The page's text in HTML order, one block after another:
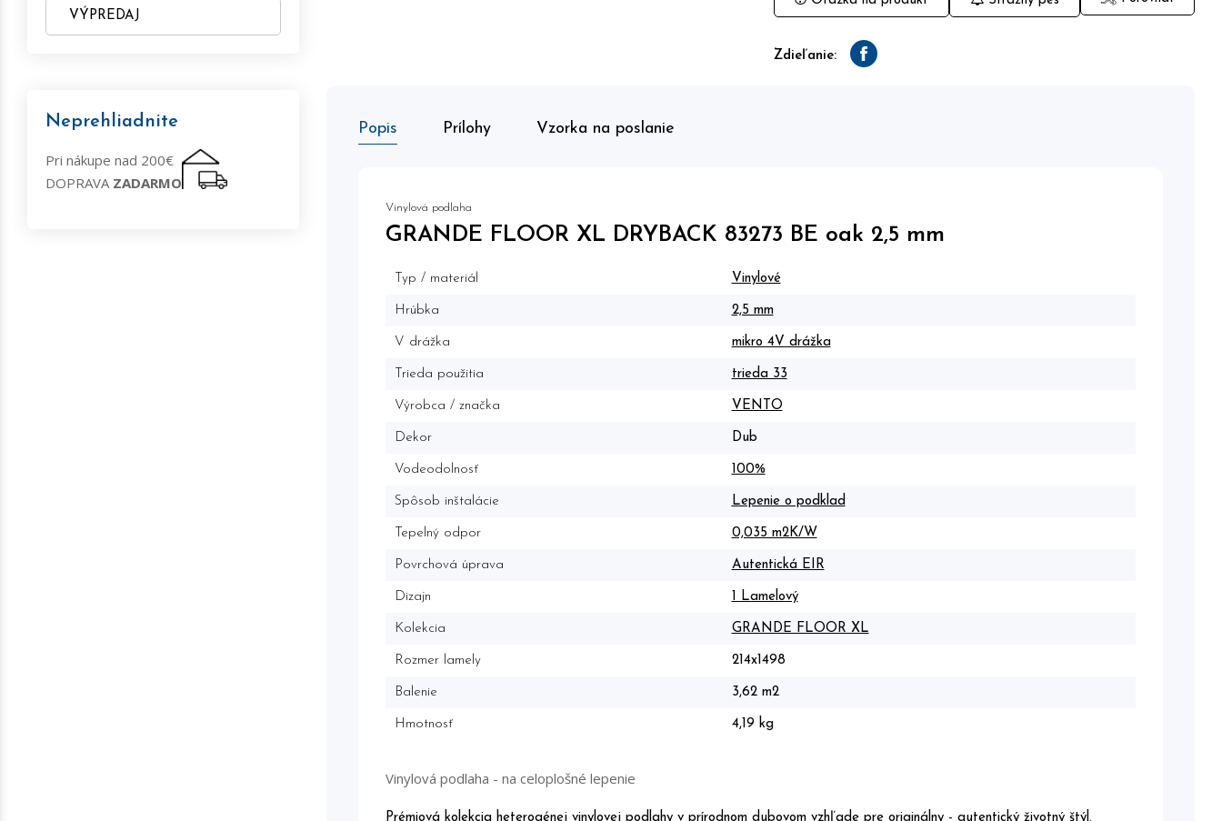
VÝPREDAJ
Neprehliadnite
Pri nákupe nad 200€
DOPRAVA ZADARMO
Zdieľanie: Facebook
Popis Prílohy Vzorka na poslanie
Vinylová podlaha
GRANDE FLOOR XL DRYBACK 83273 BE oak 2,5 mm
Typ / materiál Vinylové
Hrúbka 2,5 mm
V drážka mikro 4V drážka
Trieda použitia trieda 33
Výrobca / značka VENTO
Dekor Dub
Vodeodolnosť 100%
Spôsob inštalácie Lepenie o podklad
Tepelný odpor 0,035 m2K/W
Povrchová úprava Autentická EIR
Dizajn 1 Lamelový
Kolekcia GRANDE FLOOR XL
Rozmer lamely 214x1498
Balenie 3,62 m2
Hmotnosť 4,19 kg
Vinylová podlaha - na celoplošné lepenie
Prémiová kolekcia heterogénej vinylovej podlahy v prírodnom dubovom vzhľade pre originálny - autentický životný štýl.